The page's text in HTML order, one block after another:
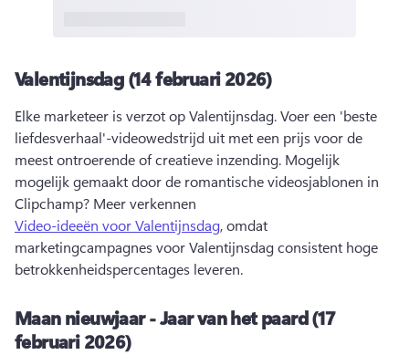
Valentijnsdag (14 februari 2026)
Elke marketeer is verzot op Valentijnsdag. Voer een 'beste
liefdesverhaal'-videowedstrijd uit met een prijs voor de
meest ontroerende of creatieve inzending. Mogelijk
mogelijk gemaakt door de romantische videosjablonen in
Clipchamp? Meer verkennen
Video-ideeën voor Valentijnsdag, omdat
marketingcampagnes voor Valentijnsdag consistent hoge
betrokkenheidspercentages leveren.
Maan nieuwjaar - Jaar van het paard (17
februari 2026)